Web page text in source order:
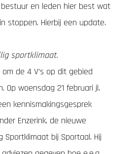
en leden hier best wat
stoppen. Hierbij een update.
sportklimaat.
de 4 V’s op dit gebied
Op woensdag 21 februari jl.
kennismakingsgesprek
Enzerink, de nieuwe
Sportklimaat bij Sportaal. Hij